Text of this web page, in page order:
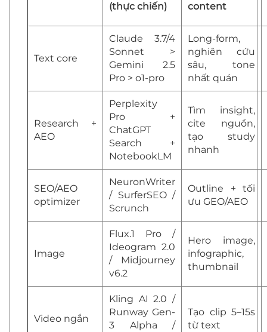
(thực chiến)
content
Text core
Claude 3.7/4
Sonnet >
Gemini 2.5
Pro > o1-pro
Long-form,
nghiên cứu
sâu, tone
nhất quán
Research +
AEO
Perplexity
Pro +
ChatGPT
Search +
NotebookLM
Tìm insight,
cite nguồn,
tạo study
nhanh
SEO/AEO
optimizer
NeuronWriter
/ SurferSEO /
Scrunch
Outline + tối
ưu GEO/AEO
Image
Flux.1 Pro /
Ideogram 2.0
/ Midjourney
v6.2
Hero image,
infographic,
thumbnail
Video ngắn
Kling AI 2.0 /
Runway Gen-
3 Alpha /
Tạo clip 5–15s
từ text